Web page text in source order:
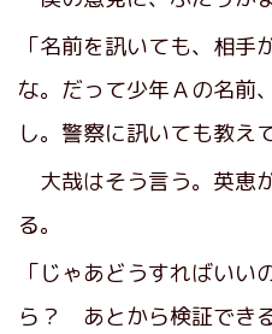
「名前を訊いても、相
な。だって少年Ａの名前
し。警察に訊いても教え
大哉はそう言う。英恵
る。
「じゃあどうすればい
ら？ あとから検証でき